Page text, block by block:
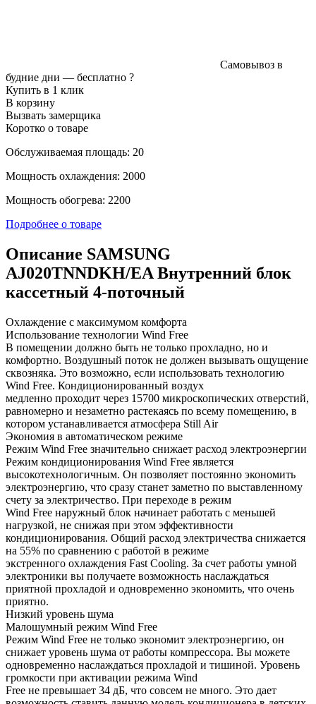
Самовывоз в
будние дни — бесплатно ?
Купить в 1 клик
В корзину
Вызвать замерщика
Коротко о товаре
Обслуживаемая площадь: 20
Мощность охлаждения: 2000
Мощность обогрева: 2200
Подробнее о товаре
Описание SAMSUNG
AJ020TNNDKH/EA Внутренний блок
кассетный 4-поточный
Охлаждение с максимумом комфорта
Использование технологии Wind Free
В помещении должно быть не только прохладно, но и
комфортно. Воздушный поток не должен вызывать ощущение
сквозняка. Это возможно, если использовать технологию
Wind Free. Кондиционированный воздух
медленно проходит через 15700 микроскопических отверстий,
равномерно и незаметно растекаясь по всему помещению, в
котором устанавливается атмосфера Still Air
Экономия в автоматическом режиме
Режим Wind Free значительно снижает расход электроэнергии
Режим кондиционирования Wind Free является
высокотехнологичным. Он позволяет постоянно экономить
электроэнергию, что сразу станет заметно по выставленному
счету за электричество. При переходе в режим
Wind Free наружный блок начинает работать с меньшей
нагрузкой, не снижая при этом эффективности
кондиционирования. Общий расход электричества снижается
на 55% по сравнению с работой в режиме
экстренного охлаждения Fast Cooling. За счет работы умной
электроники вы получаете возможность наслаждаться
приятной прохладой и одновременно экономить, что очень
приятно.
Низкий уровень шума
Малошумный режим Wind Free
Режим Wind Free не только экономит электроэнергию, он
снижает уровень шума от работы компрессора. Вы можете
одновременно наслаждаться прохладой и тишиной. Уровень
громкости при активации режима Wind
Free не превышает 34 дБ, что совсем не много. Это дает